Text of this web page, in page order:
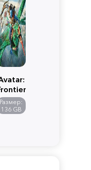
of
Размер:
136 GB